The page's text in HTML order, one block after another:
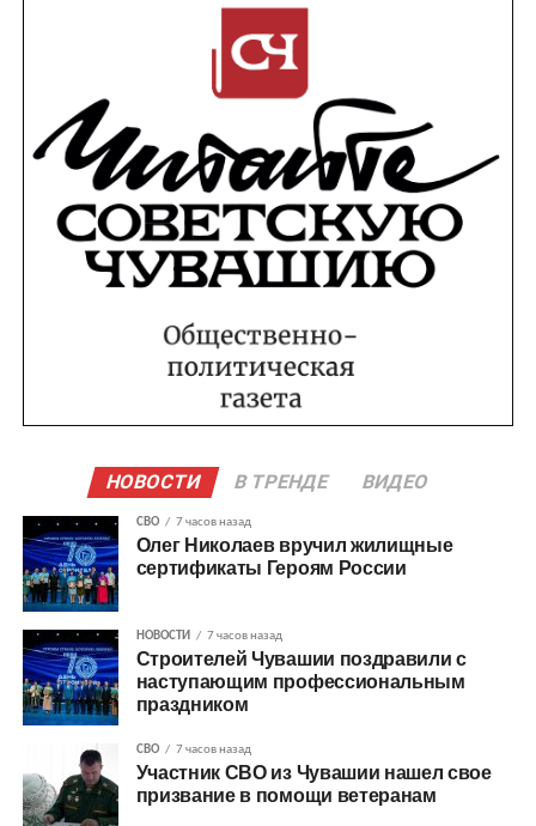
НОВОСТИ В ТРЕНДЕ ВИДЕО
СВО 7 часов назад
Олег Николаев вручил жилищные
сертификаты Героям России
НОВОСТИ 7 часов назад
Строителей Чувашии поздравили с
наступающим профессиональным
праздником
СВО 7 часов назад
Участник СВО из Чувашии нашел свое
призвание в помощи ветеранам